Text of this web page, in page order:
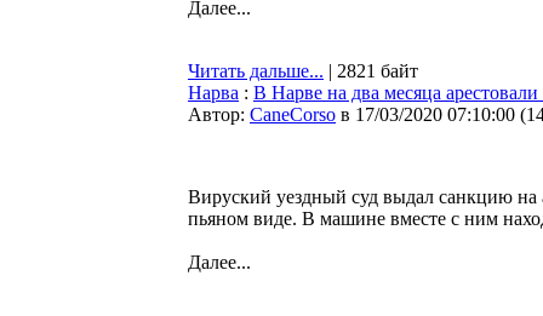
Далее...
Читать дальше... | 2821 байт
Нарва : В Нарве на два месяца
Автор: CaneCorso в 17/03/2020 07:10:00 (
Вируский уездный суд выдал санкцию на
пьяном виде. В машине вместе с ним
Далее...